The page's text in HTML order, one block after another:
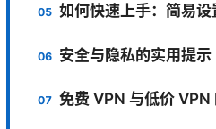
如何快速上手：简易
安全与隐私的实用提示
免费 VPN 与低价 VPN